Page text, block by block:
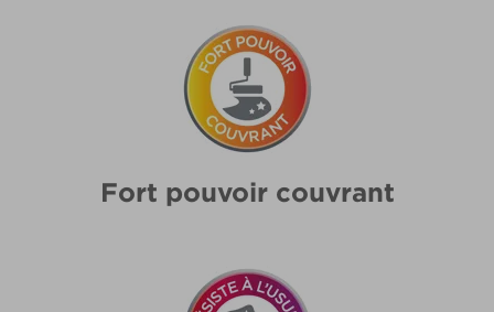
Fort pouvoir couvrant